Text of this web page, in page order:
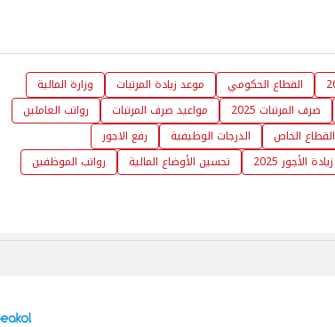
القطاع الحكومي موعد زيادة المرتبات
وزارة المالية
صرف المرتبات 2025 مواعيد صرف المرتبات
رواتب العاملين
القطاع الخاص الدرجات الوظيفية
رفع الاجور
زيادة الأجور 2025 تحسين الأوضاع المالية
رواتب الموظفين